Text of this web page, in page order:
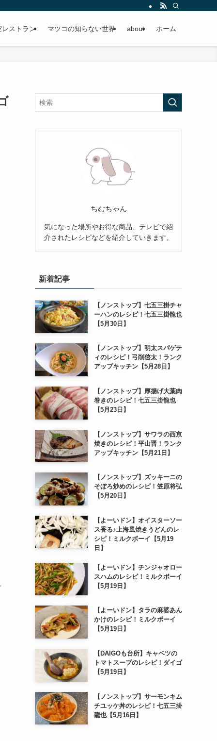
レストラン マツコの知らない世界 about ホーム
ちむちゃん
気になった場所やお得な商品、テレビで紹
介されたレシピなどを紹介していきます。
新着記事
【ノンストップ】七五三掛チャ
ーハンのレシピ！七五三掛龍也
【5月30日】
【ノンストップ】明太スパゲテ
ィのレシピ！弓削啓太！ランク
アップキッチン【5月28日】
【ノンストップ】厚揚げ大葉肉
巻きのレシピ！七五三掛龍也
【5月23日】
【ノンストップ】サワラの西京
焼きのレシピ！平山晋！ランク
アップキッチン【5月21日】
【ノンストップ】ズッキーニの
そぼろ炒めのレシピ！笠原将弘
【5月20日】
【よーいドン】オイスターソー
ス香る♪上海風焼きうどんのレ
シピ！ミルクボーイ【5月19
日】
【よーいドン】チンジャオロー
スハムのレシピ！ミルクボーイ
【5月19日】
【よーいドン】タラの麻婆あん
かけのレシピ！ミルクボーイ
【5月19日】
【DAIGOも台所】キャベツの
トマトスープのレシピ！ダイゴ
【5月19日】
【ノンストップ】サーモンキム
チユッケ丼のレシピ！七五三掛
龍也【5月16日】